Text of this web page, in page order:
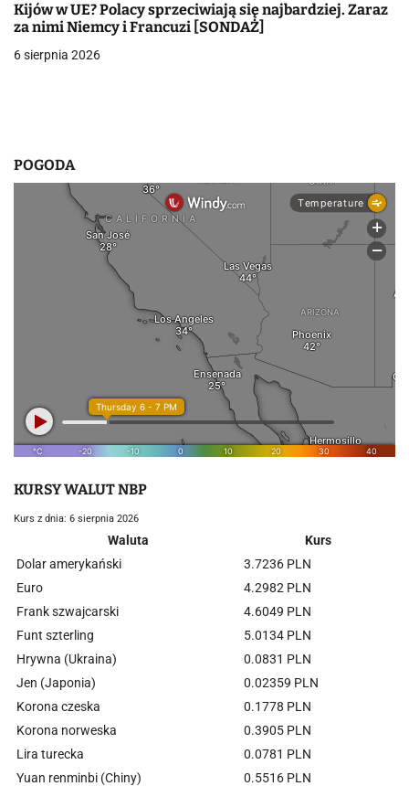
i
s
Kijów w UE? Polacy sprzeciwiają się najbardziej. Zaraz
za nimi Niemcy i Francuzi [SONDAŻ]
6 sierpnia 2026
POGODA
KURSY WALUT NBP
Kurs z dnia: 6 sierpnia 2026
Waluta
Kurs
Dolar amerykański
3.7236 PLN
Euro
4.2982 PLN
Frank szwajcarski
4.6049 PLN
Funt szterling
5.0134 PLN
Hrywna (Ukraina)
0.0831 PLN
Jen (Japonia)
0.02359 PLN
Korona czeska
0.1778 PLN
Korona norweska
0.3905 PLN
Lira turecka
0.0781 PLN
Yuan renminbi (Chiny)
0.5516 PLN